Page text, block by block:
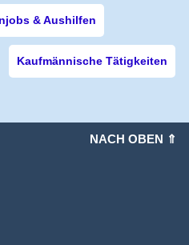
& Aushilfen
Kaufmännische Tätigkeiten
NACH OBEN ⇑